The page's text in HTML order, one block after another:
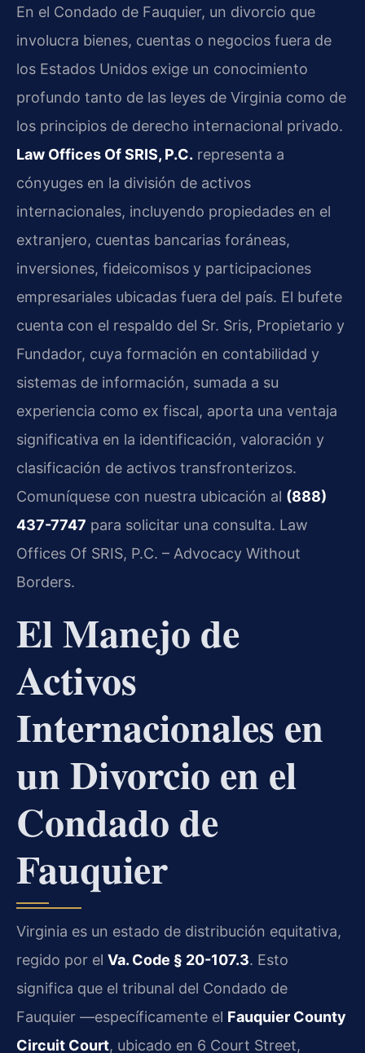
En el Condado de Fauquier, un divorcio que
involucra bienes, cuentas o negocios fuera de
los Estados Unidos exige un conocimiento
profundo tanto de las leyes de Virginia como de
los principios de derecho internacional privado.
Law Offices Of SRIS, P.C. representa a
cónyuges en la división de activos
internacionales, incluyendo propiedades en el
extranjero, cuentas bancarias foráneas,
inversiones, fideicomisos y participaciones
empresariales ubicadas fuera del país. El bufete
cuenta con el respaldo del Sr. Sris, Propietario y
Fundador, cuya formación en contabilidad y
sistemas de información, sumada a su
experiencia como ex fiscal, aporta una ventaja
significativa en la identificación, valoración y
clasificación de activos transfronterizos.
Comuníquese con nuestra ubicación al (888)
437-7747 para solicitar una consulta. Law
Offices Of SRIS, P.C. – Advocacy Without
Borders.
El Manejo de
Activos
Internacionales en
un Divorcio en el
Condado de
Fauquier
Virginia es un estado de distribución equitativa,
regido por el Va. Code § 20-107.3. Esto
significa que el tribunal del Condado de
Fauquier —específicamente el Fauquier County
Circuit Court, ubicado en 6 Court Street,